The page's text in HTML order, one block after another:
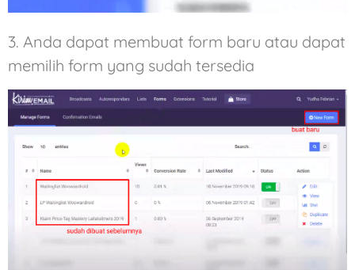
3. Anda dapat membuat form baru atau dapat
memilih form yang sudah tersedia